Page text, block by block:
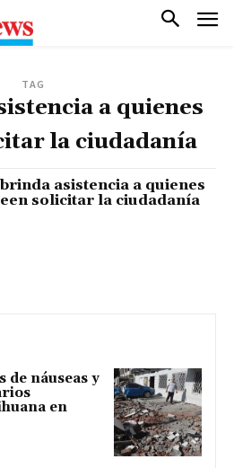
TAG
a quienes
la ciudadanía
asistencia a quienes
solicitar la ciudadanía
de náuseas y
en